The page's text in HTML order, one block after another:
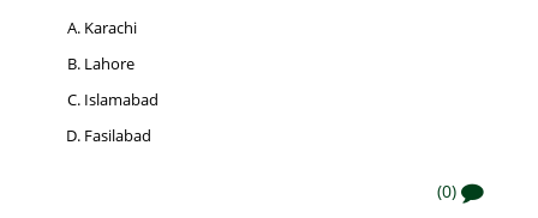
Karachi
Lahore
Islamabad
Fasilabad
(0)